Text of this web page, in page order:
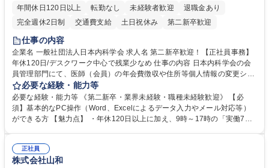
年間休日120日以上
転勤なし 未経験者歓迎
退職金あり
完全週休2日制
交通費支給 土日祝休み 第二新卒歓迎
仕事の内容
企業名 一般社団法人日本内科学会 求人名 第二新卒歓迎！【正社員事務】
年休120日/デスクワーク中心で残業少なめ 仕事の内容 日本内科学会の会
員管理部門にて、医師（会員）の年会費徴収や住所等個人情報の変更シス
テム入力、電話・FAX対応をお任せします。将来的には、各種委員会の運
営事務局業務などにも幅広く携わっていただきます。 【会員管理・データ
入力業務】 ・医師（会員）の住所変更、個人情報のシステム登録・更新
・年会費の徴収管理や入金データの照合確認 【問い合わせ対応】 ・会員
年休120日/デスクワーク中心で残業少なめ
必要な経験・能力等
必要な経験・能力等 《第二新卒・業界未経験・職種未経験歓迎》 【必
須】基本的なPC操作（Word、Excelによるデータ入力やメール対応等）
ができる方 【魅力点】 ・年休120日以上に加え、9時～17時の「実働7時
整、資料作成、当日の運営サポート 学歴・資格 学歴：大学院 大学 語学
力： 資格：
正社員
株式会社山和